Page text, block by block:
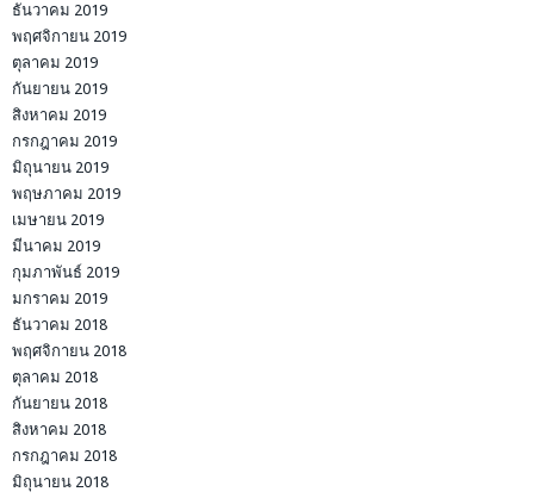
ธันวาคม 2019
พฤศจิกายน 2019
ตุลาคม 2019
กันยายน 2019
สิงหาคม 2019
กรกฎาคม 2019
มิถุนายน 2019
พฤษภาคม 2019
เมษายน 2019
มีนาคม 2019
กุมภาพันธ์ 2019
มกราคม 2019
ธันวาคม 2018
พฤศจิกายน 2018
ตุลาคม 2018
กันยายน 2018
สิงหาคม 2018
กรกฎาคม 2018
มิถุนายน 2018